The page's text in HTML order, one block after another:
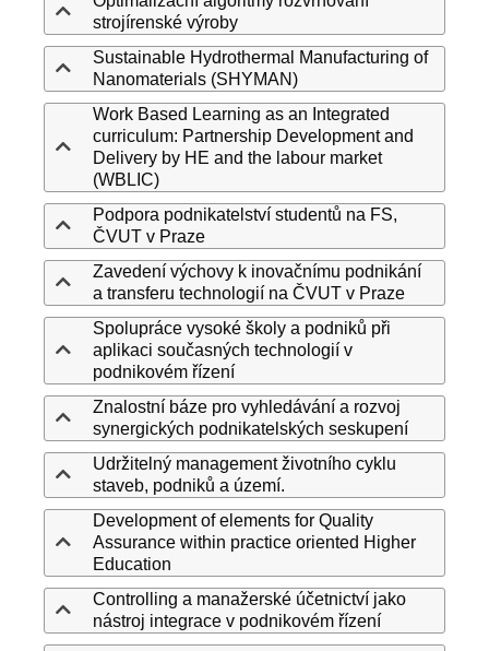
strojírenské výroby
Sustainable Hydrothermal Manufacturing of
Nanomaterials (SHYMAN)
Work Based Learning as an Integrated
curriculum: Partnership Development and
Delivery by HE and the labour market
(WBLIC)
Podpora podnikatelství studentů na FS,
ČVUT v Praze
Zavedení výchovy k inovačnímu podnikání
a transferu technologií na ČVUT v Praze
Spolupráce vysoké školy a podniků při
aplikaci současných technologií v
podnikovém řízení
Znalostní báze pro vyhledávání a rozvoj
synergických podnikatelských seskupení
Udržitelný management životního cyklu
staveb, podniků a území.
Development of elements for Quality
Assurance within practice oriented Higher
Education
Controlling a manažerské účetnictví jako
nástroj integrace v podnikovém řízení